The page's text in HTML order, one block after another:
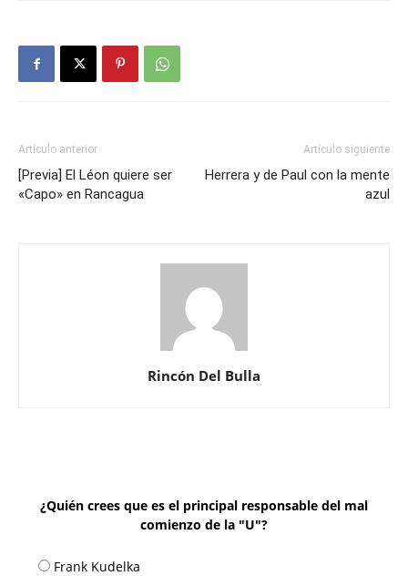
Artículo anterior
[Previa] El Léon quiere ser
«Capo» en Rancagua
Artículo siguiente
Herrera y de Paul con la mente
azul
Rincón Del Bulla
¿Quién crees que es el principal responsable del mal
comienzo de la "U"?
Frank Kudelka